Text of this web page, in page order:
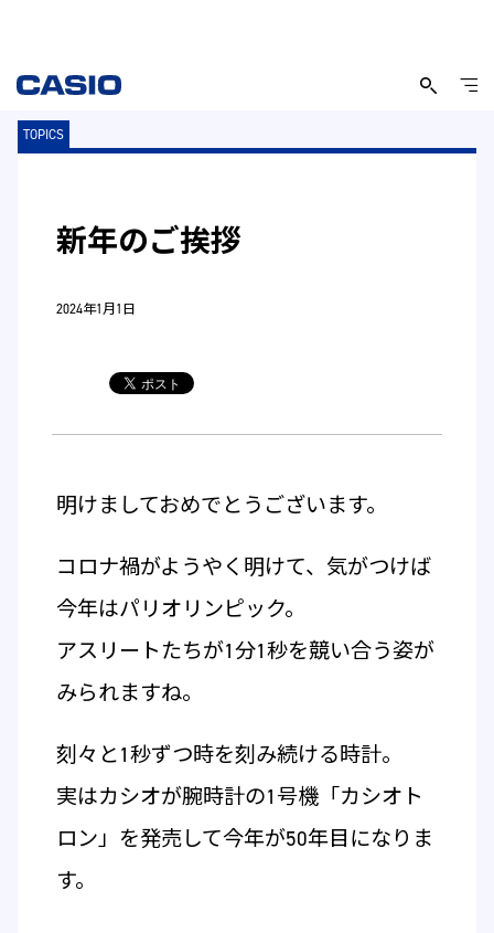
TOPICS
新年のご挨拶
2024年1月1日
明けましておめでとうございます。
コロナ禍がようやく明けて、気がつけば
今年はパリオリンピック。
アスリートたちが1分1秒を競い合う姿が
みられますね。
刻々と1秒ずつ時を刻み続ける時計。
実はカシオが腕時計の1号機「カシオト
ロン」を発売して今年が50年目になりま
す。